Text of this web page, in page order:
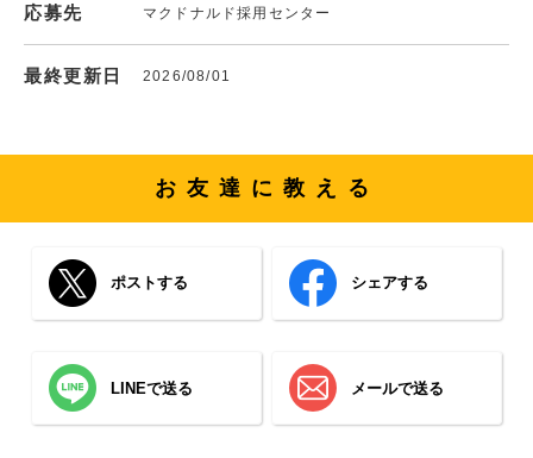
応募先 マクドナルド採用センター
最終更新日 2026/08/01
お友達に教える
ポストする シェアする
LINEで送る メールで送る